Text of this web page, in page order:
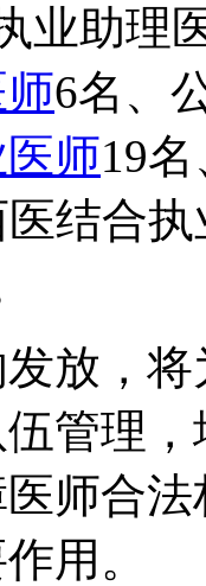
业助理
6名、
师19
结合
放，
管理
师合
用。